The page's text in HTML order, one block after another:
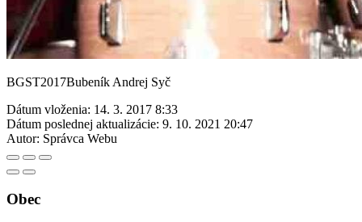
BGST2017Bubeník Andrej Syč
Dátum vloženia: 14. 3. 2017 8:33
Dátum poslednej aktualizácie: 9. 10. 2021 20:47
Autor: Správca Webu
Obec